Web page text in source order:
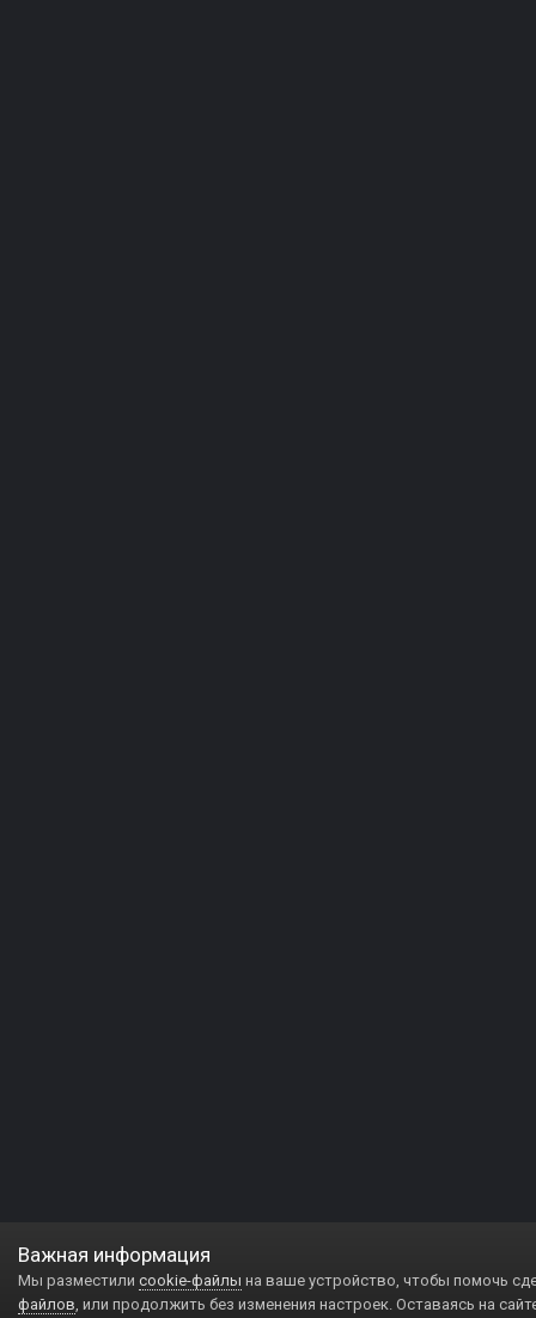
Важная информация
Мы разместили cookie-файлы на ваше устройство, чтобы помочь
файлов, или продолжить без изменения настроек. Оставаясь на